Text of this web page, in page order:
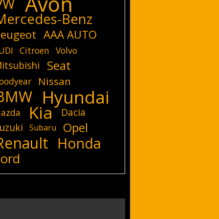
Benz
AAA AUTO
Citroen Volvo
Seat
Nissan
Hyundai
Kia
Dacia
Subaru Opel
Honda